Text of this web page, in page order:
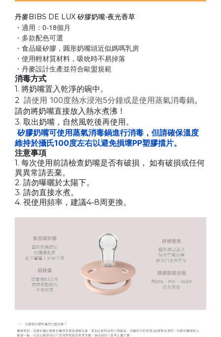
丹麥BIBS DE LUX 矽膠奶嘴-夜光香草
・適用：0-18個月
・多款配色可選
・食品級矽膠，圓形奶嘴頭近似媽嗎乳房
・使用輕材質材料，吸吮時不易掉落
・丹麥設計生產並符合歐盟規範
消毒⽅式
1. 將奶嘴置入乾淨的碗中。
2 請使用 100度熱水浸泡5分鐘或是使用蒸氣消毒鍋。
請勿將奶嘴直接放入熱水煮沸！
3. 取出奶嘴， ⾃然風乾後再使⽤ 。
矽膠奶嘴可使用蒸氣消毒鍋進行消毒，但請確保溫度
維持於攝氏100度左右以避免損壞PP塑膠擋片。
注意事項
1. 每次使⽤前請檢查奶嘴是否有破損，
如有破損或任何
異異常請丟棄。
2. 請勿曝曬於太陽下。
3. 請勿直接水煮。
4. 視使⽤頻率，建議4-8周更換。